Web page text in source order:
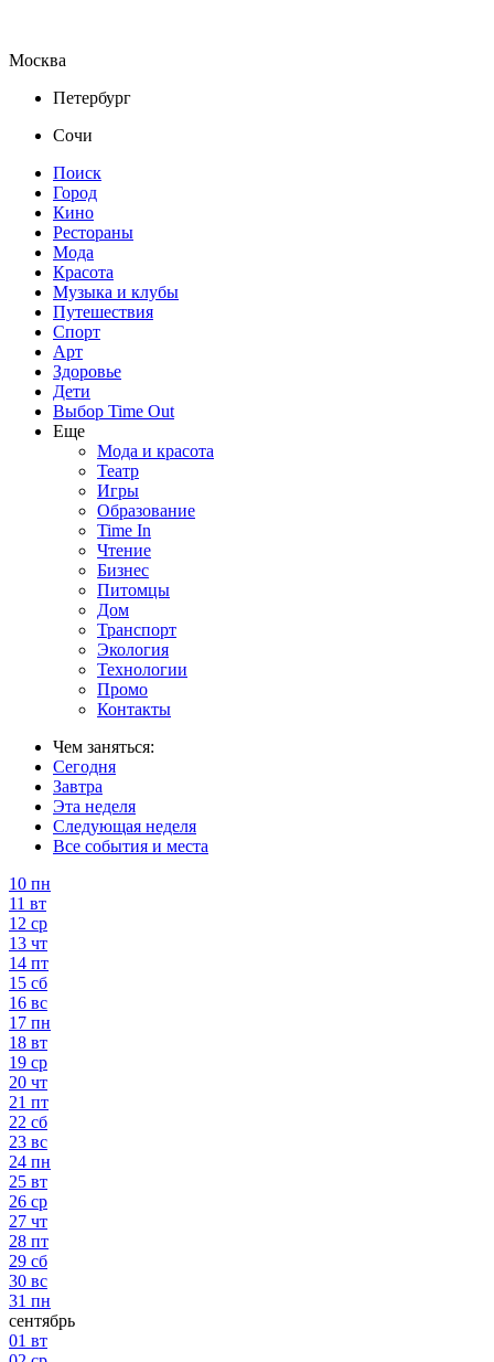
Москва
Петербург
Сочи
Поиск
Город
Кино
Рестораны
Мода
Красота
Музыка и клубы
Путешествия
Спорт
Арт
Здоровье
Дети
Выбор Time Out
Еще
Мода и красота
Театр
Игры
Образование
Time In
Чтение
Бизнес
Питомцы
Дом
Транспорт
Экология
Технологии
Промо
Контакты
Чем заняться:
Сегодня
Завтра
Эта неделя
Следующая неделя
Все события и места
10 пн
11 вт
12 ср
13 чт
14 пт
15 сб
16 вс
17 пн
18 вт
19 ср
20 чт
21 пт
22 сб
23 вс
24 пн
25 вт
26 ср
27 чт
28 пт
29 сб
30 вс
31 пн
сентябрь
01 вт